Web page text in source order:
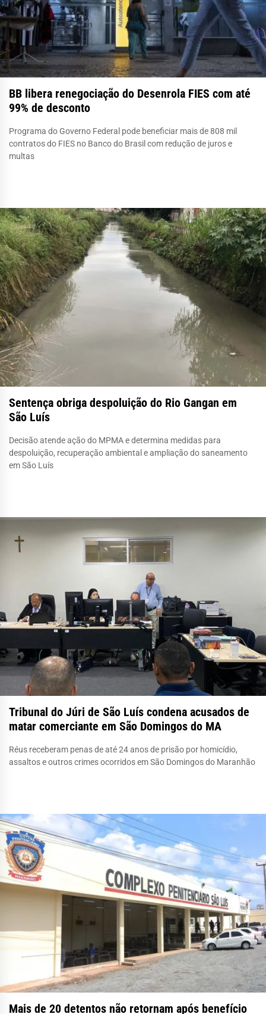
BB libera renegociação do Desenrola FIES com até
99% de desconto
Programa do Governo Federal pode beneficiar mais de 808 mil
contratos do FIES no Banco do Brasil com redução de juros e
multas
Sentença obriga despoluição do Rio Gangan em
São Luís
Decisão atende ação do MPMA e determina medidas para
despoluição, recuperação ambiental e ampliação do saneamento
em São Luís
Tribunal do Júri de São Luís condena acusados de
matar comerciante em São Domingos do MA
Réus receberam penas de até 24 anos de prisão por homicídio,
assaltos e outros crimes ocorridos em São Domingos do Maranhão
Mais de 20 detentos não retornam após benefício